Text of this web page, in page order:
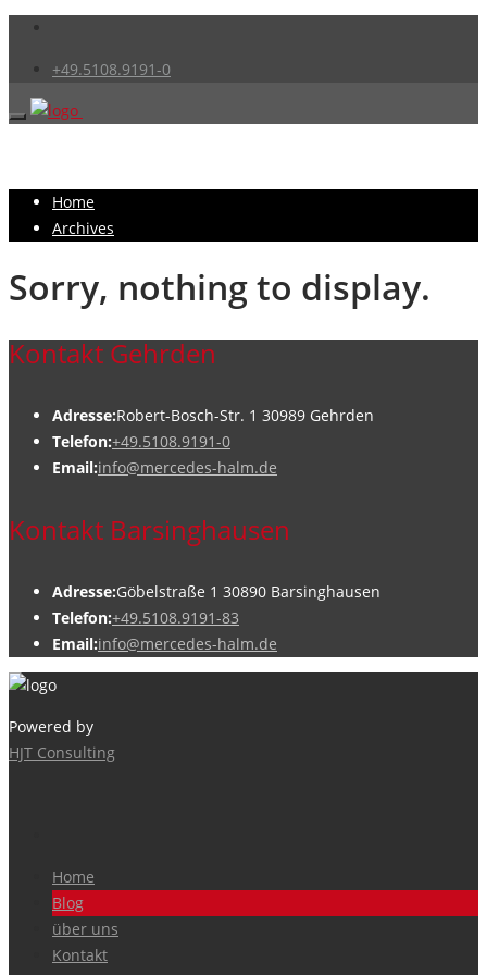
+49.5108.9191-0
Home
Archives
Sorry, nothing to display.
Kontakt Gehrden
Adresse:Robert-Bosch-Str. 1 30989 Gehrden
Telefon:+49.5108.9191-0
Email:info@mercedes-halm.de
Kontakt Barsinghausen
Adresse:Göbelstraße 1 30890 Barsinghausen
Telefon:+49.5108.9191-83
Email:info@mercedes-halm.de
Powered by
HJT Consulting
Home
Blog
über uns
Kontakt